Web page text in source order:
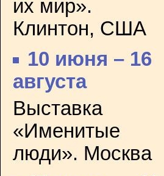
их мир».
Клинтон, США
10 июня – 16
августа
Выставка
«Именитые
люди». Москва